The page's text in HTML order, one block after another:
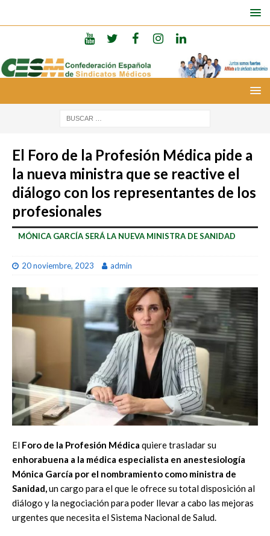
El Foro de la Profesión Médica pide a
la nueva ministra que se reactive el
diálogo con los representantes de los
profesionales
MÓNICA GARCÍA SERÁ LA NUEVA MINISTRA DE SANIDAD
20 noviembre, 2023 admin
El Foro de la Profesión Médica quiere trasladar su
enhorabuena a la médica especialista en anestesiología
Mónica García por el nombramiento como ministra de
Sanidad,un cargo para el que le ofrece su total disposición al
diálogo y la negociación para poder llevar a cabo las mejoras
urgentes que necesita el Sistema Nacional de Salud.